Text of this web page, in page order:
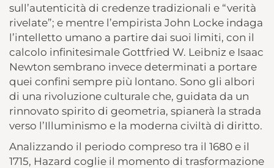
sull’autenticità di credenze tradizionali e “verità
rivelate”; e mentre l’empirista John Locke indaga
l’intelletto umano a partire dai suoi limiti, con il
calcolo infinitesimale Gottfried W. Leibniz e Isaac
Newton sembrano invece determinati a portare
quei confini sempre più lontano. Sono gli albori
di una rivoluzione culturale che, guidata da un
rinnovato spirito di geometria, spianerà la strada
verso l’Illuminismo e la moderna civiltà di diritto.
Analizzando il periodo compreso tra il 1680 e il
1715, Hazard coglie il momento di trasformazione